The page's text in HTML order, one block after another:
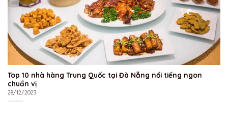
Top 10 nhà hàng Trung Quốc tại Đà Nẵng nổi tiếng ngon
chuẩn vị
28/12/2023